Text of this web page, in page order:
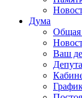
Дума
Общая
Ваш